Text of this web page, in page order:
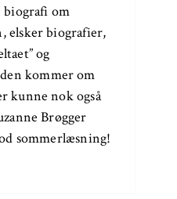
biografi om
elsker biografier,
og
kommer om
kunne nok også
Brøgger
sommerlæsning!